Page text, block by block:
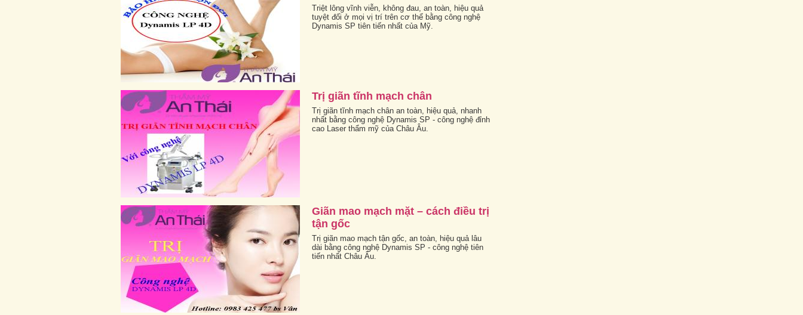
Triệt lông vĩnh viễn, không đau, an toàn, hiệu quả
tuyệt đối ở mọi vị trí trên cơ thể bằng công nghệ
Dynamis SP tiên tiến nhất của Mỹ.
Trị giãn tĩnh mạch chân
Trị giãn tĩnh mạch chân an toàn, hiệu quả, nhanh
nhất bằng công nghệ Dynamis SP - công nghệ đỉnh
cao Laser thẩm mỹ của Châu Âu.
Giãn mao mạch mặt – cách điều trị
tận gốc
Trị giãn mao mạch tận gốc, an toàn, hiệu quả lâu
dài bằng công nghệ Dynamis SP - công nghệ tiên
tiến nhất Châu Âu.